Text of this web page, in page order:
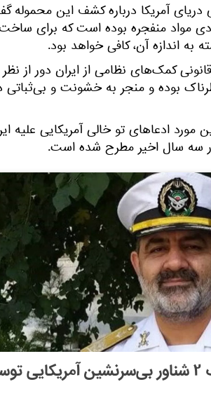
دریای آمریکا درباره کشف این محموله
مواد منفجره بوده است که برای
به اندازه آن، کافی خواهد بود.
کمک‌های نظامی از ایران دور از
بوده و منجر به خشونت و بی‌ثباتی
ادعاهای تو خالی آمریکایی علیه
سه سال اخیر مطرح شده است.
اعلام جزئیاتی تازه از توقیف ۲ شناور بی‌سرنشین